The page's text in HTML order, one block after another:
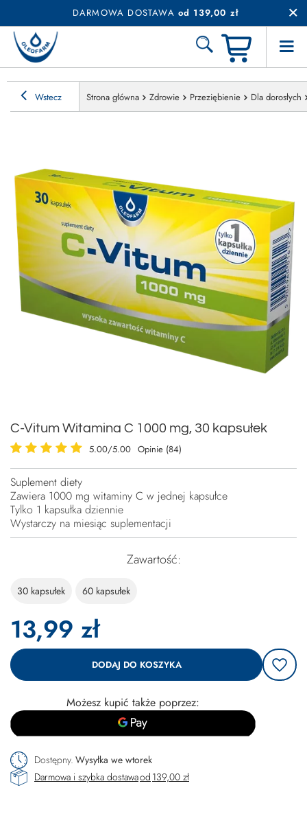
DARMOWA DOSTAWA od 139,00 zł
Wstecz Strona główna Zdrowie Przeziębienie Dla dorosłych
C-Vitum Witamina C 1000 mg, 30 kapsułek
5.00/5.00 Opinie (84)
Suplement diety
Zawiera 1000 mg witaminy C w jednej kapsułce
Tylko 1 kapsułka dziennie
Wystarczy na miesiąc suplementacji
Zawartość
30 kapsułek 60 kapsułek
13,99 zł
DODAJ DO KOSZYKA
Możesz kupić także poprzez:
Dostępny Wysyłka we wtorek
Darmowa i szybka dostawaod 139,00 zł